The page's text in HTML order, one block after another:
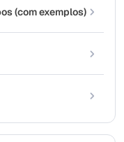
(com exemplos)